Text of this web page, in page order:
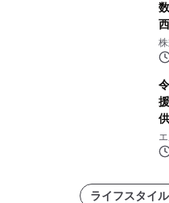
供
ライフスタイ